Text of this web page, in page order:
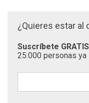
¿Quieres estar al
Suscríbete
25.000 personas ya